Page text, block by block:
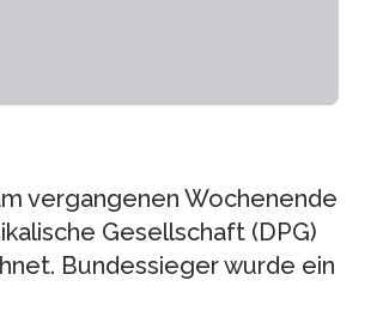
vergangenen Wochenende
Gesellschaft (DPG)
Bundessieger wurde ein